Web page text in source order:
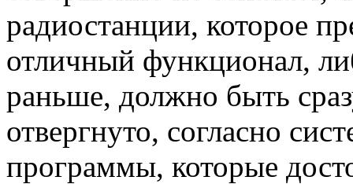
радиостанции, которое
отличный функционал,
раньше, должно быть
отвергнуто, согласно
программы, которые